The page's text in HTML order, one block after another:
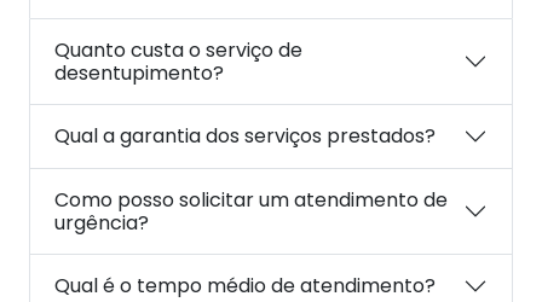
Quanto custa o serviço de
desentupimento?
Qual a garantia dos serviços prestados?
Como posso solicitar um atendimento de
urgência?
Qual é o tempo médio de atendimento?